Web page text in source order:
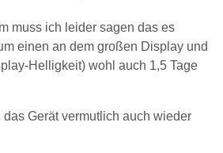
muss ich leider sagen das es
einen an dem großen Display und
Helligkeit) wohl auch 1,5 Tage
Gerät vermutlich auch wieder